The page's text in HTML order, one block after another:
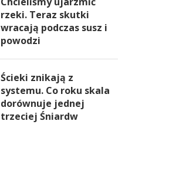
rzeki. Teraz skutki
wracają podczas susz i
powodzi
Ścieki znikają z
systemu. Co roku skala
dorównuje jednej
trzeciej Śniardw